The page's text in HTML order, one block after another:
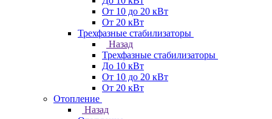
От 10 до 20 кВт
От 20 кВт
Трехфазные стабилизаторы
Назад
Трехфазные стабилизаторы
До 10 кВт
От 10 до 20 кВт
От 20 кВт
Отопление
Назад